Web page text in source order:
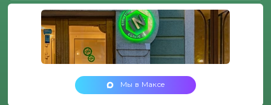
Мы в Максе